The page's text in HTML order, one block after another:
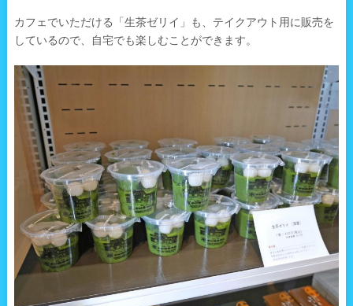
カフェでいただける「生茶ゼリイ」も、テイクアウト用に販売を
しているので、自宅でも楽しむことができます。